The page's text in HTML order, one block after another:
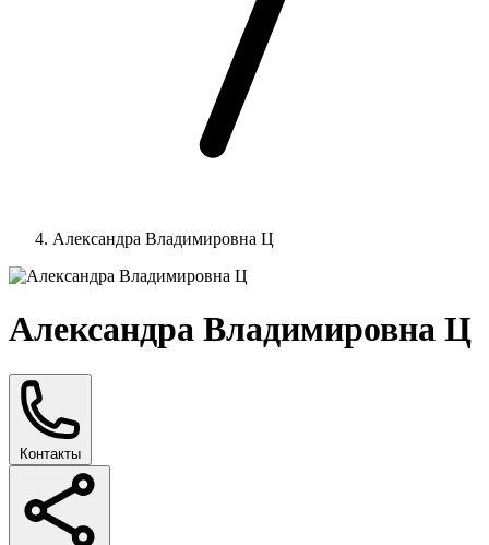
Александра Владимировна Ц
Александра Владимировна Ц
Контакты